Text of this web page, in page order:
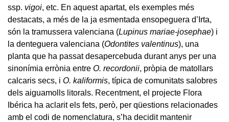
ssp. vigoi, etc. En aquest apartat, els exemples més
destacats, a més de la ja esmentada ensopeguera d’Irta,
són la tramussera valenciana (Lupinus mariae-josephae) i
la denteguera valenciana (Odontites valentinus), una
planta que ha passat desapercebuda durant anys per una
sinonímia errònia entre O. recordonii, pròpia de matollars
calcaris secs, i O. kaliformis, típica de comunitats salobres
dels aiguamolls litorals. Recentment, el projecte Flora
Ibérica ha aclarit els fets, però, per qüestions relacionades
amb el codi de nomenclatura, s’ha decidit mantenir